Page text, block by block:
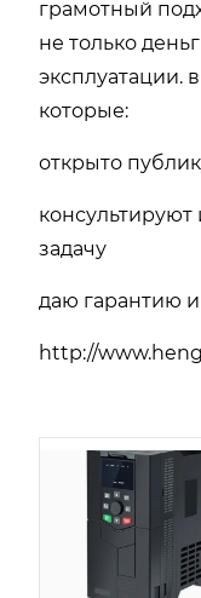
грамотный
не только
эксплуатации.
которые:
открыто
задачу
даю гарантию
http://